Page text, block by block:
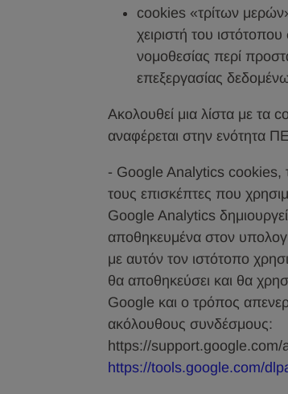
cookies «τρίτων
χειριστή του
νομοθεσίας περί
επεξεργασίας
Ακολουθεί μια λίστα με τα
αναφέρεται στην
- Google Analytics cookies,
τους επισκέπτες που
Google Analytics
αποθηκευμένα στον
με αυτόν τον ιστότοπο
θα αποθηκεύσει και θα
Google και ο τρόπος
ακόλουθους συνδέσμους:
https://
https://tools.google.com/